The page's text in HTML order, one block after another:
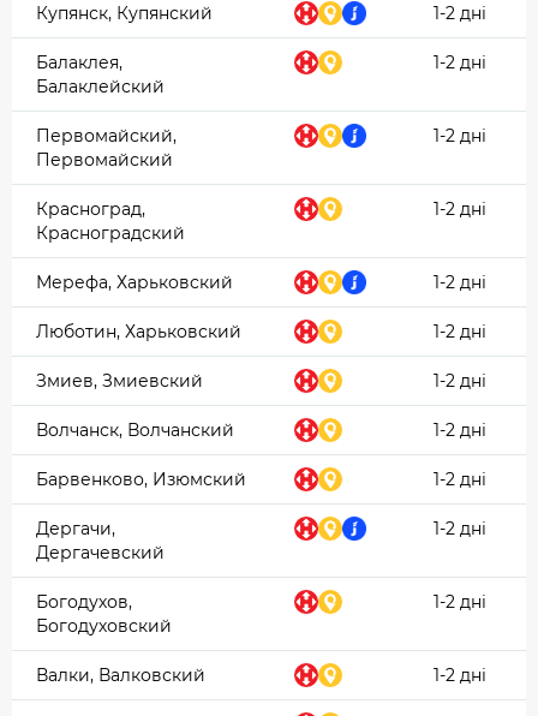
Купянск, Купянский 1-2 дні
Балаклея,
Балаклейский
1-2 дні
Первомайский,
Первомайский
1-2 дні
Красноград,
Красноградский
1-2 дні
Мерефа, Харьковский 1-2 дні
Люботин, Харьковский 1-2 дні
Змиев, Змиевский 1-2 дні
Волчанск, Волчанский 1-2 дні
Барвенково, Изюмский 1-2 дні
Дергачи,
Дергачевский
1-2 дні
Богодухов,
Богодуховский
1-2 дні
Валки, Валковский 1-2 дні